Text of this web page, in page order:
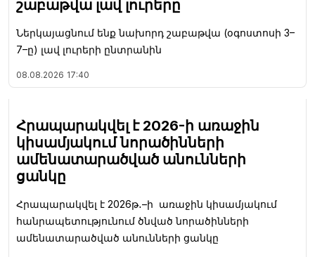
շաբաթվա լավ լուրերը
Ներկայացնում ենք նախորդ շաբաթվա (օգոստոսի 3–
7–ը) լավ լուրերի ընտրանին
08.08.2026 17:40
Հրապարակվել է 2026-ի առաջին
կիսամյակում նորածինների
ամենատարածված անունների
ցանկը
Հրապարակվել է 2026թ․–ի առաջին կիսամյակում
հանրապետությունում ծնված նորածինների
ամենատարածված անունների ցանկը